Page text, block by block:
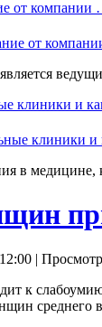
от компании
клиники и
в
|
среднего